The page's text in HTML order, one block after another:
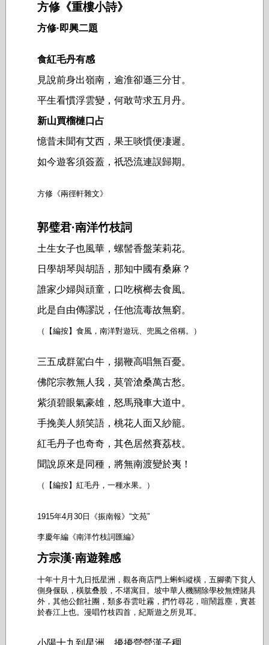
方修《重樓小詩》
方修·即興二題
食紅毛丹有感
見說前身出嶺南，逾淮卻遜三分甘。
平生看慣浮雲變，何敢苛求五月丹。
新山買榴槤口占
憶昔未聞有艾西，果王啖慣便凄遲。
如今遊客須簽蓋，祇恐流連誤歸期。
方修《兩徑軒雜文》
郭璧君·南洋竹枝詞
土生女子也風華，螺髻香盤茉莉花。
日學胡琴與胡語，那知中國有桑麻？
誰家少婦與頑童，口吃檳榔去食風。
此是自由傳謬説，任他流毒故無窮。
（【編按】食風，南洋對遊玩、兜風之俗稱。）
三五成群駕白牛，揚鞭高唱無百憂。
佛陀宗教無人我，莫管滄桑萬古愁。
紫須碧眼氣豪雄，怒馬飛車大道中。
手挽美人頻笑語，桃花人面又紗籠。
紅毛丹子也奇奇，其色居然賽荔枝。
聞說原來是同種，將無南渡變於夷！
（【編按】紅毛丹，一種水果。）
1915年4月30日《振南報》“文苑”
李慶年編《南洋竹枝詞匯編》
方宗漢·南遊雜感
十年十月十九日抵星洲，觀各商店門上蝌蚪縱橫，五腳衢下貧人
側身偃臥，橫肱叠股，不堪寓目。坡中華人機關除學校無煙賭具
外，其他公館社團，類多吞雲吐霧，捫竹尋花，喧鬧囂塵，實甚
於春江上也。漫唱竹枝四首，紀斯遊之所見耳。
小陽十九到星洲，擾擾營營漢子稠。